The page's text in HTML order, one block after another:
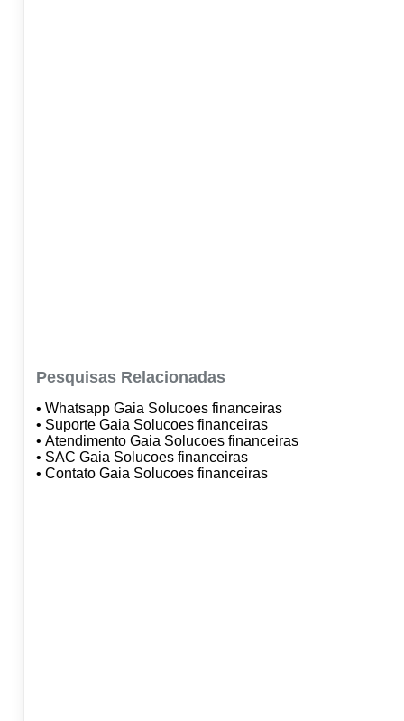
Pesquisas Relacionadas
• Whatsapp Gaia Solucoes financeiras
• Suporte Gaia Solucoes financeiras
• Atendimento Gaia Solucoes financeiras
• SAC Gaia Solucoes financeiras
• Contato Gaia Solucoes financeiras